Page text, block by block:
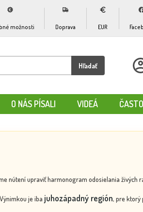
možnosti Doprava EUR
Hľadať
O NÁS PÍSALI VIDEÁ
nútení upraviť harmonogram odosielania živých
. Výnimkou je iba juhozápadný región, pre ktorý